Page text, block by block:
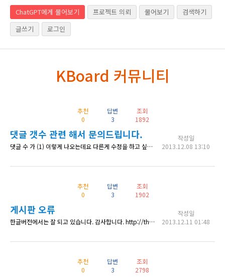
ChatGPT에게 물어보기 프로젝트 의뢰 물어보기
검색하기
글쓰기
로그인
KBoard 커뮤니티
추천
0
답변
3
조회
1892
댓글 갯수 관련 해서 문의드립니다.
댓글 수 가 (1) 이렇게 나오는데요 다른게 수정을 하고 싶은데 어디에서 수정을 해야 될지 몰라서 문의 드립니다. css로 수정도 가능한지 궁금합니다. 배경이미지를 넣어야 되서요 ㅜㅜ
작성일
2013.12.08 13:10
추천
0
답변
3
조회
1902
게시판 오류
한글버전에서는 잘 되고 있습니다. 감사합니다. http://therapy45.cafe24.com/wp/customer-2/notice 그런데 영어본에서 게시판 생성하니 아래와 같은 메세지가 뜨네요~~ 일어본에서도 같은 현상이 뜹니다. 해결방법은 있는지요? 보니까 영어번역은 되어있는 것 같은데~~~ 타언어 무엇 무엇이 가능한지요? http://therapy45.cafe24.com/wp/en/wp-admin/admin.
작성일
2013.12.11 01:48
추천
0
답변
3
조회
2798